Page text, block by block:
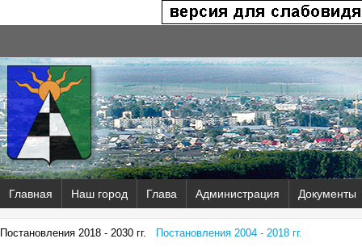
Главная Наш город Глава Администрация Документы
Постановления 2018 - 2030 гг. Постановления 2004 - 2018 гг.